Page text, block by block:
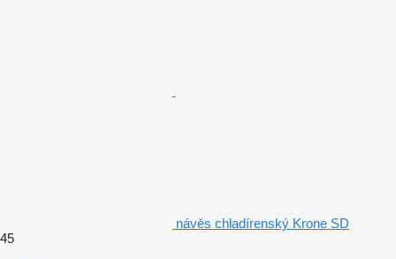
návěs chladírenský Krone SD
45